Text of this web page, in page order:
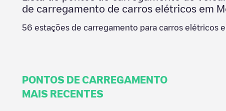
de carregamento de carros elétricos em
56 estações de carregamento para carros elétricos
PONTOS DE CARREGAMENTO
MAIS RECENTES